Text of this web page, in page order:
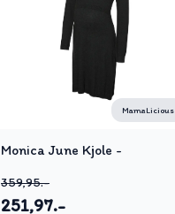
MamaLicious
Monica June Kjole -
359,95.-
251,97.-